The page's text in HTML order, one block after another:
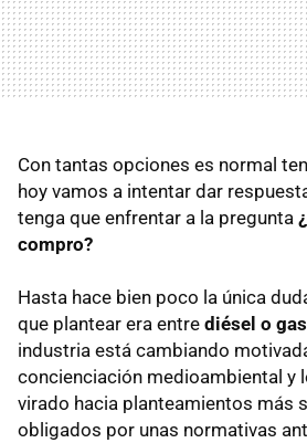
Con tantas opciones es normal
hoy vamos a intentar dar
tenga que enfrentar a la pregunta
compro?
Hasta hace bien poco la única
que plantear era entre diésel o
industria está cambiando
concienciación medioambiental y
virado hacia planteamientos más
obligados por unas normativas